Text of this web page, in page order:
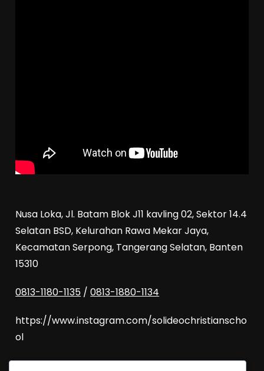
Nusa Loka, Jl. Batam Blok J11 kavling 02, Sektor 14.4
Selatan BSD, Kelurahan Rawa Mekar Jaya,
Kecamatan Serpong, Tangerang Selatan, Banten
15310
0813-1180-1135 /0813-1880-1134
https://www.instagram.com/solideochristianscho
ol